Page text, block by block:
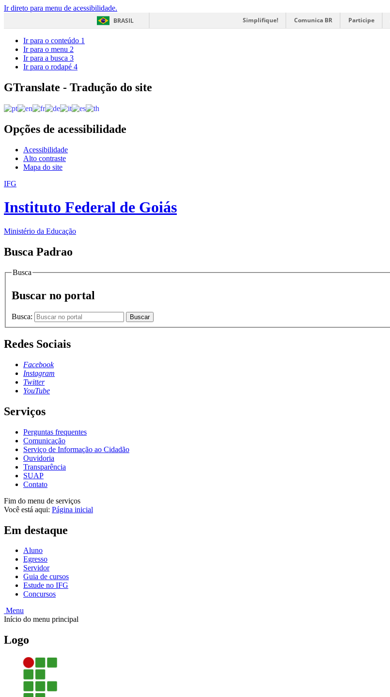
Ir direto para menu de acessibilidade.
BRASIL
Simplifique! Comunica BR Participe
Ir para o conteúdo 1
Ir para o menu 2
Ir para a busca 3
Ir para o rodapé 4
GTranslate - Tradução do site
Opções de acessibilidade
Acessibilidade
Alto contraste
Mapa do site
IFG
Instituto Federal de Goiás
Ministério da Educação
Busca Padrao
Busca
Buscar no portal
Busca: Buscar
Redes Sociais
Facebook
Instagram
Twitter
YouTube
Serviços
Perguntas frequentes
Comunicação
Serviço de Informação ao Cidadão
Ouvidoria
Transparência
SUAP
Contato
Fim do menu de serviços
Você está aqui: Página inicial
Em destaque
Aluno
Egresso
Servidor
Guia de cursos
Estude no IFG
Concursos
Menu
Início do menu principal
Logo